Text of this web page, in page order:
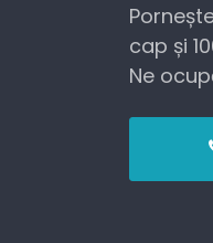
cap și
Ne